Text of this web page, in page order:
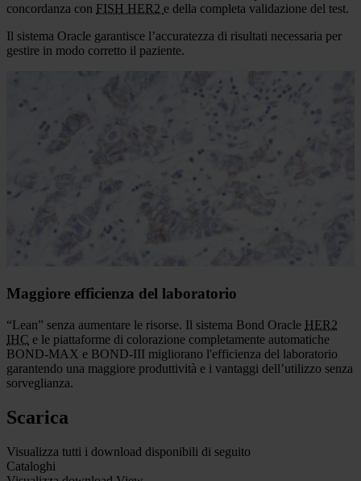
Affidabilità diagnostica
Se la decisione riguardo al trattamento dipende da un vetrino
colorato, occorre avere la garanzia che la colorazione
carcinoma mammario e gastrico sia accurata e affidabile. Il sistema
Bond Oracle
concordanza con
FISH HER2
e della completa validazione del test.
Il sistema Oracle garantisce l’accuratezza di risultati necessaria per